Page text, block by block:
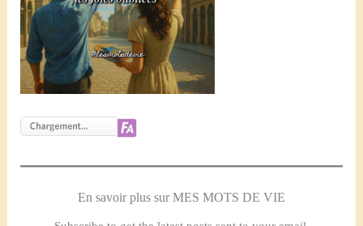
En savoir plus sur MES MOTS DE VIE